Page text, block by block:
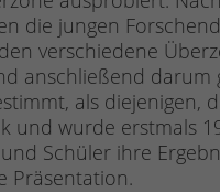
die jungen
verschiedene
anschließend
als diejenigen,
und wurde erstmals
Schüler ihre
Präsentation.